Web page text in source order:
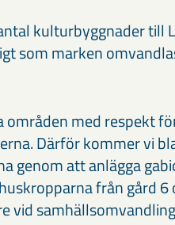
kulturbyggnader till
som marken
med respekt
Därför kommer vi
genom att anlägga
från gård 6
vid